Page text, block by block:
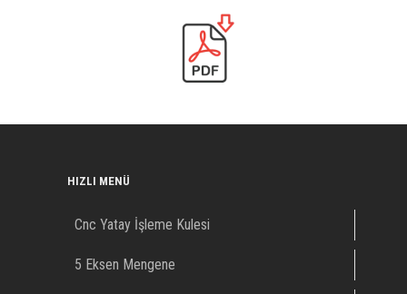
HIZLI MENÜ
Cnc Yatay İşleme Kulesi
5 Eksen Mengene